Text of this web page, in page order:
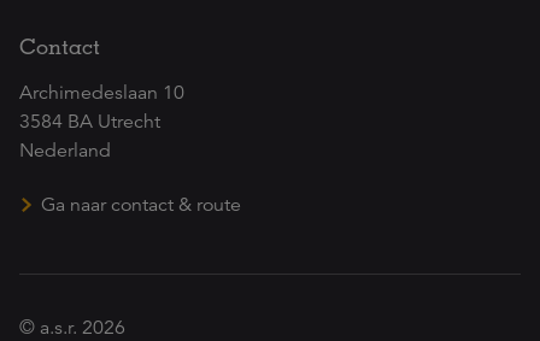
Contact
Archimedeslaan 10
3584 BA Utrecht
Nederland
Ga naar contact & route
© a.s.r. 2026